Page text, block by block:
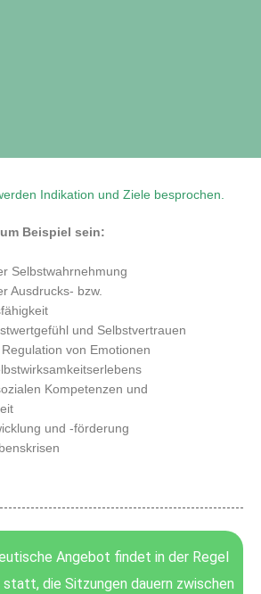
Indikation und Ziele besprochen.
Beispiel sein:
Selbstwahrnehmung
Ausdrucks- bzw.
und Selbstvertrauen
von Emotionen
Kompetenzen und
und -förderung
Angebot findet in der Regel
die Sitzungen dauern zwischen